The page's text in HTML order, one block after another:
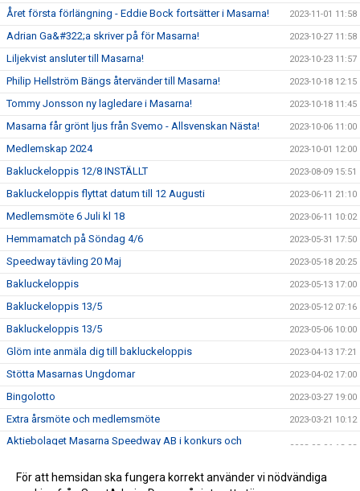
Året första förlängning - Eddie Bock fortsätter i Masarna! 2023-11-01 11:58
Adrian Ga&#322;a skriver på för Masarna! 2023-10-27 11:58
Liljekvist ansluter till Masarna! 2023-10-23 11:57
Philip Hellström Bängs återvänder till Masarna! 2023-10-18 12:15
Tommy Jonsson ny lagledare i Masarna! 2023-10-18 11:45
Masarna får grönt ljus från Svemo - Allsvenskan Nästa! 2023-10-06 11:00
Medlemskap 2024 2023-10-01 12:00
Bakluckeloppis 12/8 INSTÄLLT 2023-08-09 15:51
Bakluckeloppis flyttat datum till 12 Augusti 2023-06-11 21:10
Medlemsmöte 6 Juli kl 18 2023-06-11 10:02
Hemmamatch på Söndag 4/6 2023-05-31 17:50
Speedway tävling 20 Maj 2023-05-18 20:25
Bakluckeloppis 2023-05-13 17:00
Bakluckeloppis 13/5 2023-05-12 07:16
Bakluckeloppis 13/5 2023-05-06 10:00
Glöm inte anmäla dig till bakluckeloppis 2023-04-13 17:21
Stötta Masarnas Ungdomar 2023-04-02 17:00
Bingolotto 2023-03-27 19:00
Extra årsmöte och medlemsmöte 2023-03-21 10:12
Aktiebolaget Masarna Speedway AB i konkurs och
2023-03-06 13:03
Medlemmar kallas till extra årsmöte 2023-03-03 13:00
För att hemsidan ska fungera korrekt använder vi nödvändiga